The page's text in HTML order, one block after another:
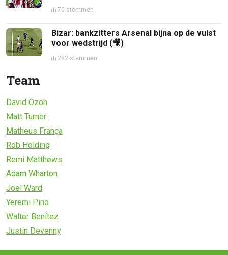
70 stemmen
Bizar: bankzitters Arsenal bijna op de vuist
voor wedstrijd (🎥)
282 stemmen
Team
David Ozoh
Matt Turner
Matheus França
Rob Holding
Remi Matthews
Adam Wharton
Joel Ward
Yeremi Pino
Walter Benítez
Justin Devenny